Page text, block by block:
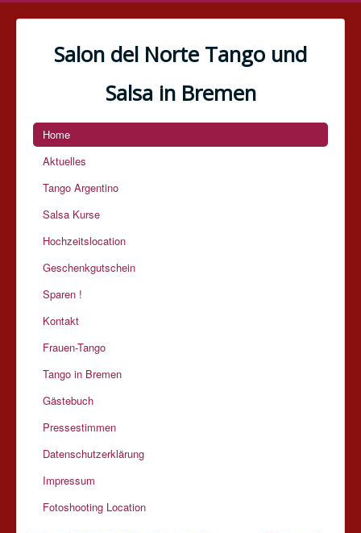
Salon del Norte Tango und
Salsa in Bremen
Home
Aktuelles
Tango Argentino
Salsa Kurse
Hochzeitslocation
Geschenkgutschein
Sparen !
Kontakt
Frauen-Tango
Tango in Bremen
Gästebuch
Pressestimmen
Datenschutzerklärung
Impressum
Fotoshooting Location